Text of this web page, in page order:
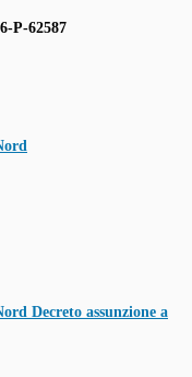
P-62587
Decreto assunzione a